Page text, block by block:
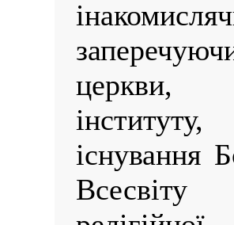
церкви,
існування